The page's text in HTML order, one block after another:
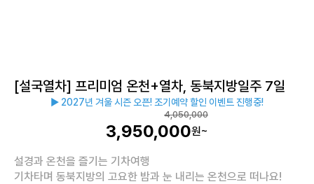
[설국열차] 프리미엄 온천+열차, 동북지방일주 7일
▶ 2027년 겨울 시즌 오픈! 조기예약 할인 이벤트 진행중!
4,050,000
3,950,000원~
설경과 온천을 즐기는 기차여행
기차타며 동북지방의 고요한 밤과 눈 내리는 온천으로 떠나요!